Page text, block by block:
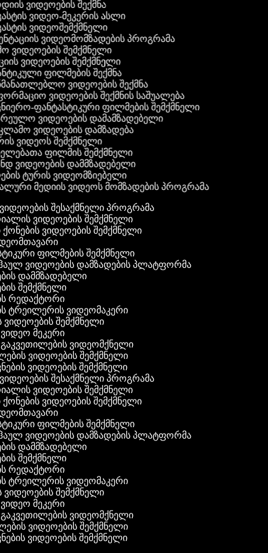
ვიდეოების შექმნა
ვიდეო-მეკერის ასლი
ვიდეოშემქმნელი
ვიდეომომზადების პროგრამა
ვიდეოების შემქმნელი
ვიდეოების შემქმნელი
ფილმების შექმნა
ვიდეოების შექმნა
ვიდეოების შექმნის საშუალება
ფანტასტიკური ფილმების შემქმნელი
ვიდეოების დამამზადებელი
ვიდეოების დამზადება
ვიდეოს შემქმნელი
ფილმის შემქმნელი
ვიდეოების დამმზადებელი
ტურის ვიდეომზიებელი
მედიის ვიდეოს მომზადების პროგრამა
შესაქმნელი პროგრამა
ვიდეოების შემქმნელი
ვიდეოების შემქმნელი
ფილმების შემქმნელი
ვიდეოების დამზადების პლატფორმა
დამმზადებელი
შემქმნელი
რედაქტორი
ტრეილერის ვიდეომაკერი
შემქმნელი
მეკერი
ვიდეომქნელი
ვიდეოების შემქმნელი
ვიდეოების შემქმნელი
შესაქმნელი პროგრამა
ვიდეოების შემქმნელი
ვიდეოების შემქმნელი
ფილმების შემქმნელი
ვიდეოების დამზადების პლატფორმა
დამმზადებელი
შემქმნელი
რედაქტორი
ტრეილერის ვიდეომაკერი
შემქმნელი
მეკერი
ვიდეომქნელი
ვიდეოების შემქმნელი
ვიდეოების შემქმნელი